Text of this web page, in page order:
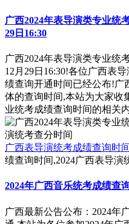
广西2024年表导演类专业统
29日16:30
广西2024年表导演类专业统
12月29日16:30!各位广西表
绩查询开通时间已经公布!广
体的查询时间,本站为大家收
业统考成绩查询时间的相关
广西表导演统考成绩查询时
绩查询时间,2024广西表导演
2024年广西音乐统考成绩查
广西最新公告公布：2024年